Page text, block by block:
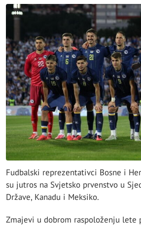
Fudbalski reprezentativci Bosne i
su jutros na Svjetsko prvenstvo u
Države, Kanadu i Meksiko.
Zmajevi u dobrom raspoloženju lete